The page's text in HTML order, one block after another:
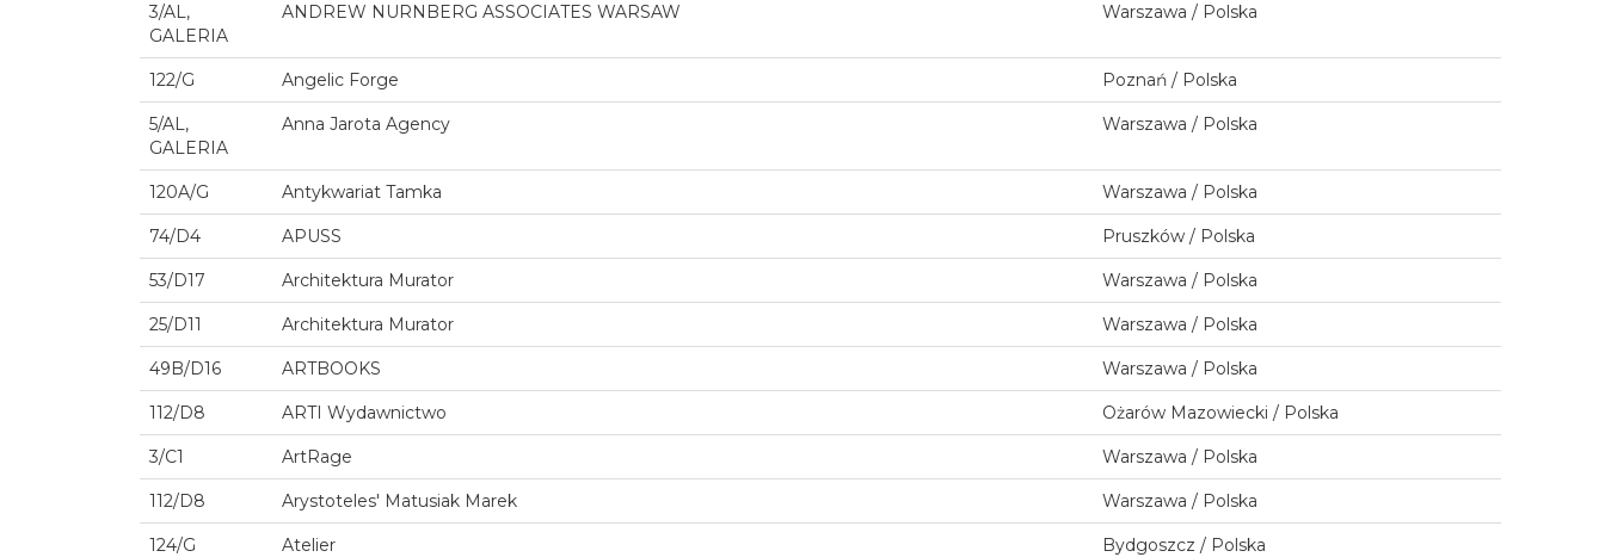
3/AL,
GALERIA
ANDREW NURNBERG ASSOCIATES WARSAW Warszawa / Polska
122/G Angelic Forge Poznań / Polska
5/AL,
GALERIA
Anna Jarota Agency Warszawa / Polska
120A/G Antykwariat Tamka Warszawa / Polska
74/D4 APUSS Pruszków / Polska
53/D17 Architektura Murator Warszawa / Polska
25/D11 Architektura Murator Warszawa / Polska
49B/D16 ARTBOOKS Warszawa / Polska
112/D8 ARTI Wydawnictwo Ożarów Mazowiecki / Polska
3/C1 ArtRage Warszawa / Polska
112/D8 Arystoteles' Matusiak Marek Warszawa / Polska
124/G Atelier Bydgoszcz / Polska